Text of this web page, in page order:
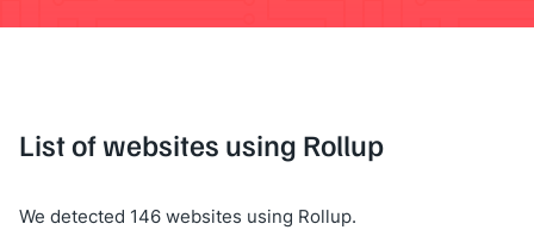
List of websites using Rollup
We detected 146 websites using Rollup.